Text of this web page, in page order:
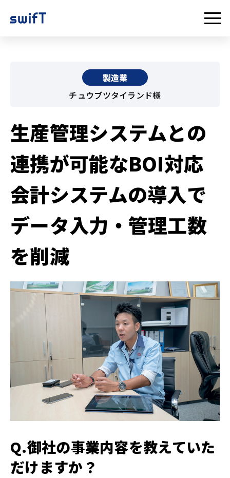
製造業
チュウブツタイランド様
生産管理システムとの
連携が可能なBOI対応
会計システムの導入で
データ入力・管理工数
を削減
Q.御社の事業内容を教えていた
だけますか？